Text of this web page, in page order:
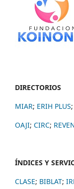
DIRECTORIOS
MIAR; ERIH PLUS;
OAJI; CIRC;
ÍNDICES Y
CLASE; BIBLAT;